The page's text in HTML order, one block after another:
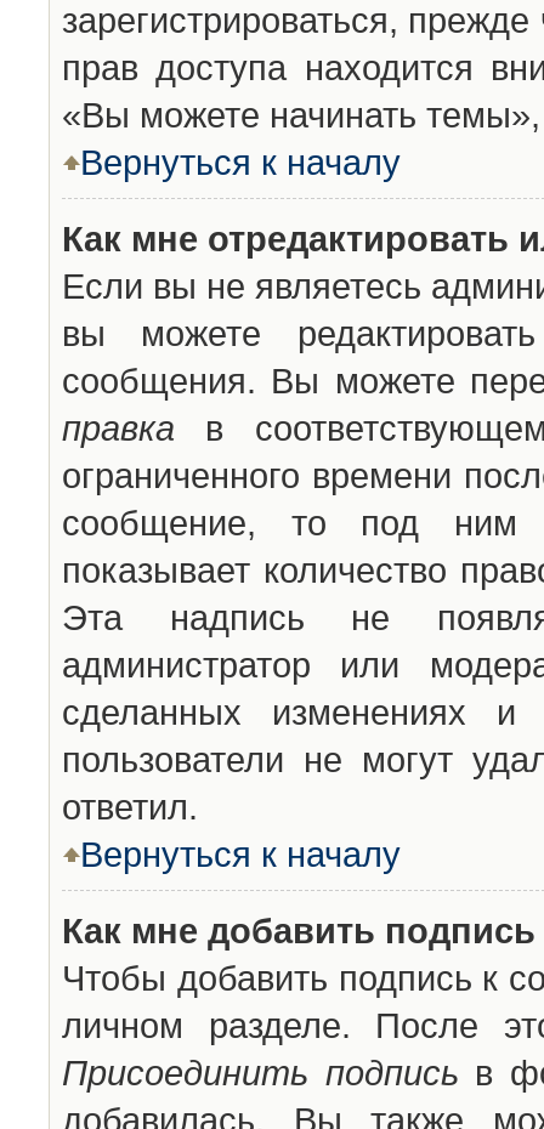
зарегистрироваться,
прав доступа находится
«Вы можете начинать
Вернуться к началу
Как мне отредактировать
Если вы не являетесь
вы можете
сообщения. Вы можете
правка в
ограниченного времени
сообщение, то под ним
показывает количество
Эта надпись не
администратор или
сделанных изменениях
пользователи не могут
ответил.
Вернуться к началу
Как мне добавить
Чтобы добавить подпись к
личном разделе. После
Присоединить подпись в
добавилась. Вы также